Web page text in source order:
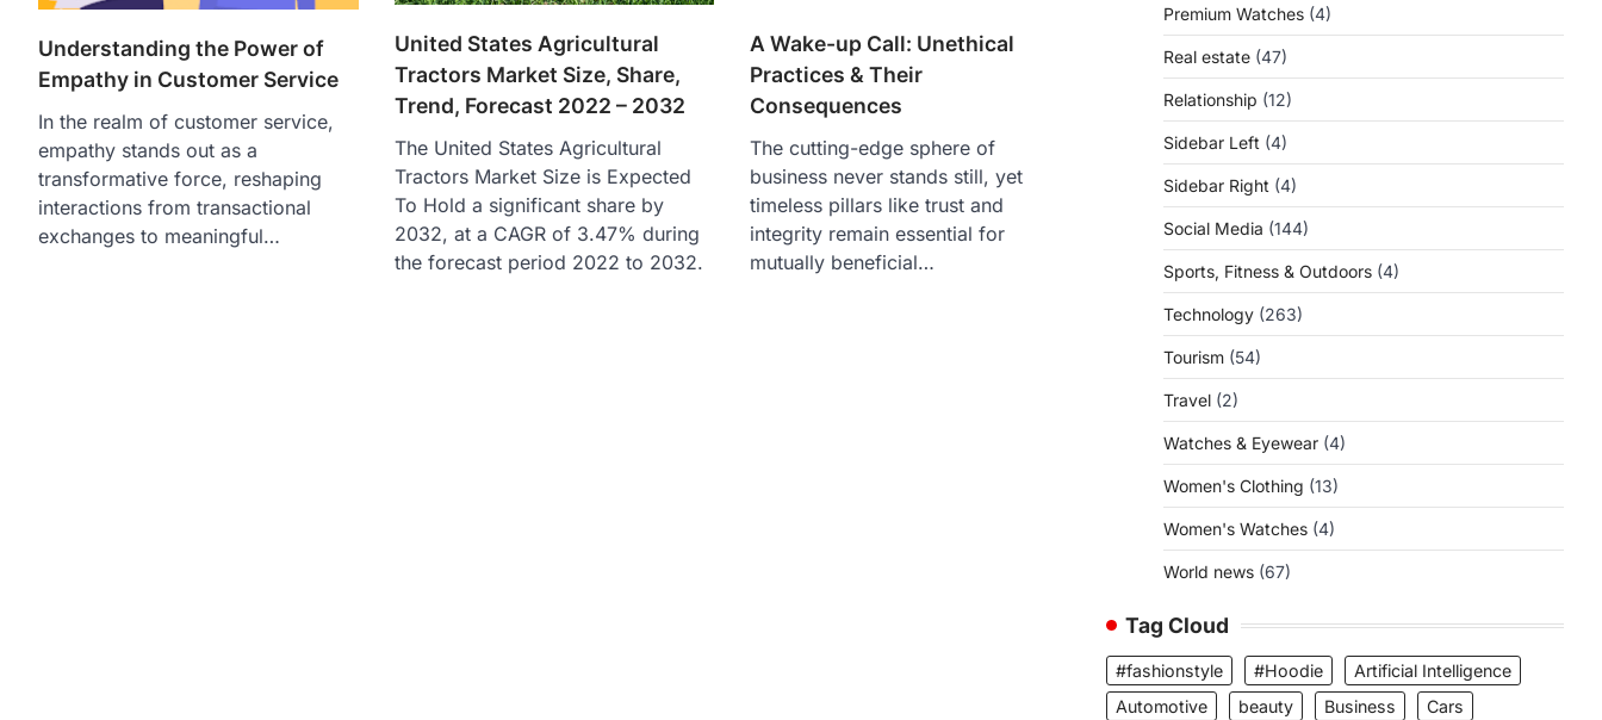
Understanding the Power of
Empathy in Customer Service
In the realm of customer service,
empathy stands out as a
transformative force, reshaping
interactions from transactional
exchanges to meaningful…
United States Agricultural
Tractors Market Size, Share,
Trend, Forecast 2022 – 2032
The United States Agricultural
Tractors Market Size is Expected
To Hold a significant share by
2032, at a CAGR of 3.47% during
the forecast period 2022 to 2032.
A Wake-up Call: Unethical
Practices & Their
Consequences
The cutting-edge sphere of
business never stands still, yet
timeless pillars like trust and
integrity remain essential for
mutually beneficial…
Premium Watches (4)
Real estate (47)
Relationship (12)
Sidebar Left (4)
Sidebar Right (4)
Social Media (144)
Sports, Fitness & Outdoors (4)
Technology (263)
Tourism (54)
Travel (2)
Watches & Eyewear (4)
Women's Clothing (13)
Women's Watches (4)
World news (67)
Tag Cloud
#fashionstyle #Hoodie
Artificial Intelligence
Automotive
beauty Business
Cars